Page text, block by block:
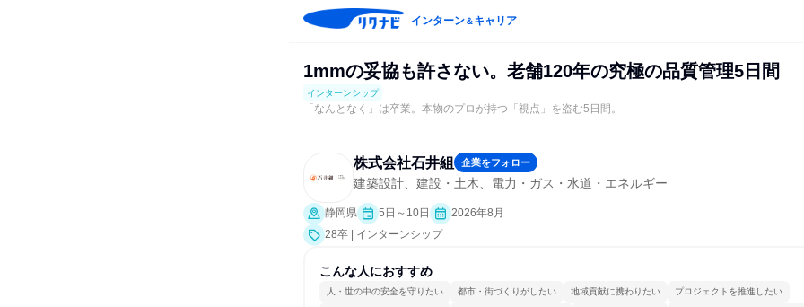
インターン＆キャリア
1mmの妥協も許さない。老舗120年の究極の品質管理5日間
インターンシップ
「なんとなく」は卒業。本物のプロが持つ「視点」を盗む5日間。
株式会社石井組 企業をフォロー
建築設計、建設・土木、電力・ガス・水道・エネルギー
静岡県 5日～10日
2026年8月
28卒 | インターンシップ
こんな人におすすめ
人・世の中の安全を守りたい 都市・街づくりがしたい 地域貢献に携わりたい プロジェクトを推進したい